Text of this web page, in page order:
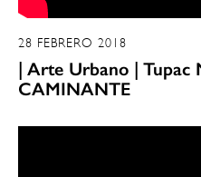
28 FEBRERO 2018
| Arte Urbano | Tupac
CAMINANTE